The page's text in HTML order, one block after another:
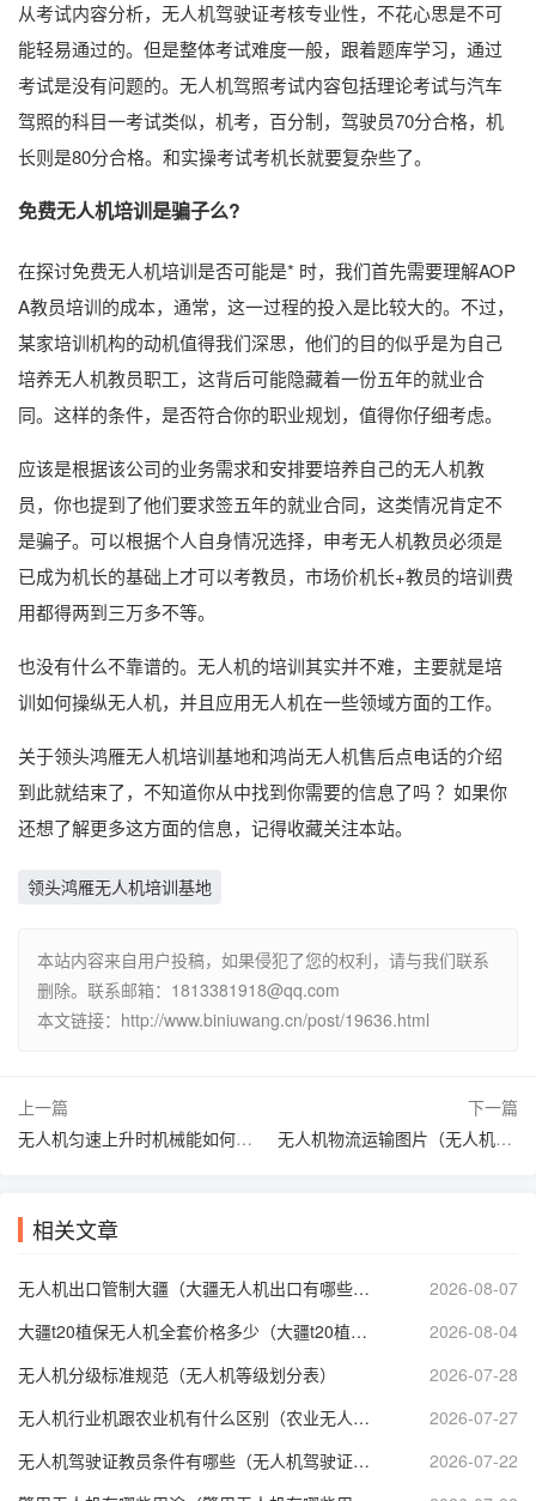
从考试内容分析，无人机驾驶证考核专业性，不花心思是不可
能轻易通过的。但是整体考试难度一般，跟着题库学习，通过
考试是没有问题的。无人机驾照考试内容包括理论考试与汽车
驾照的科目一考试类似，机考，百分制，驾驶员70分合格，机
长则是80分合格。和实操考试考机长就要复杂些了。
免费无人机培训是骗子么?
在探讨免费无人机培训是否可能是* 时，我们首先需要理解AOP
A教员培训的成本，通常，这一过程的投入是比较大的。不过，
某家培训机构的动机值得我们深思，他们的目的似乎是为自己
培养无人机教员职工，这背后可能隐藏着一份五年的就业合
同。这样的条件，是否符合你的职业规划，值得你仔细考虑。
应该是根据该公司的业务需求和安排要培养自己的无人机教
员，你也提到了他们要求签五年的就业合同，这类情况肯定不
是骗子。可以根据个人自身情况选择，申考无人机教员必须是
已成为机长的基础上才可以考教员，市场价机长+教员的培训费
用都得两到三万多不等。
也没有什么不靠谱的。无人机的培训其实并不难，主要就是培
训如何操纵无人机，并且应用无人机在一些领域方面的工作。
关于领头鸿雁无人机培训基地和鸿尚无人机售后点电话的介绍
到此就结束了，不知道你从中找到你需要的信息了吗 ？如果你
还想了解更多这方面的信息，记得收藏关注本站。
领头鸿雁无人机培训基地
本站内容来自用户投稿，如果侵犯了您的权利，请与我们联系
删除。联系邮箱：1813381918@qq.com
本文链接：http://www.biniuwang.cn/post/19636.html
上一篇
无人机匀速上升时机械能如何变化（无人机匀速上升时动能转化）
下一篇
无人机物流运输图片（无人机物流运输图片高清）
相关文章
无人机出口管制大疆（大疆无人机出口有哪些管制）
2026-08-07
大疆t20植保无人机全套价格多少（大疆t20植保无人机技术参数）
2026-08-04
无人机分级标准规范（无人机等级划分表）
2026-07-28
无人机行业机跟农业机有什么区别（农业无人机属于什么分类）
2026-07-27
无人机驾驶证教员条件有哪些（无人机驾驶证培训师资要求）
2026-07-22